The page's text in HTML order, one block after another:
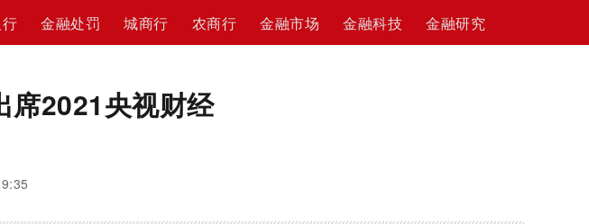
金融处罚 城商行 农商行 金融市场 金融科技 金融研究
席2021央视财经